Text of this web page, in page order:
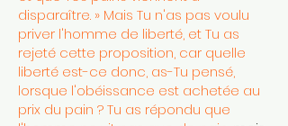
disparaître. » Mais Tu n'as pas voulu
priver l'homme de liberté, et Tu as
rejeté cette proposition, car quelle
liberté est-ce donc, as-Tu pensé,
lorsque l'obéissance est achetée au
prix du pain ? Tu as répondu que